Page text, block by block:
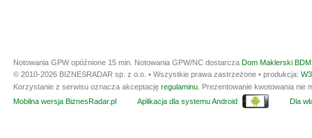
Notowania GPW opóźnione 15 min. Notowania GPW/NC dostarcza Dom Maklerski
© 2010-2026 BIZNESRADAR sp. z o.o. • Wszystkie prawa zastrzeżone • produkcja:
Korzystanie z serwisu oznacza akceptację regulaminu . Prezentowanie kwotowania
Mobilna wersja BiznesRadar.pl
Aplikacja dla systemu Android Dla